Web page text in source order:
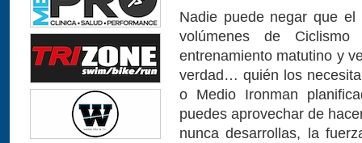
Nadie puede negar que
volúmenes de
entrenamiento matutino y
verdad… quién los
o Medio Ironman
puedes aprovechar de
nunca desarrollas, la